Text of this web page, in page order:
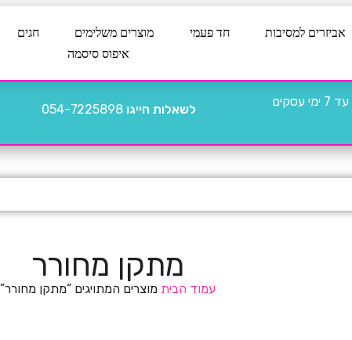
אביזרים למסיבות חד פעמי מוצרים משלימים חגים
איפוס סיסמה
עד 7 ימי עסקים
לשאלות חייגו 054-7225898
מתקן מחורר
עמוד הביתמוצרים המתויגים “מתקן מחורר”